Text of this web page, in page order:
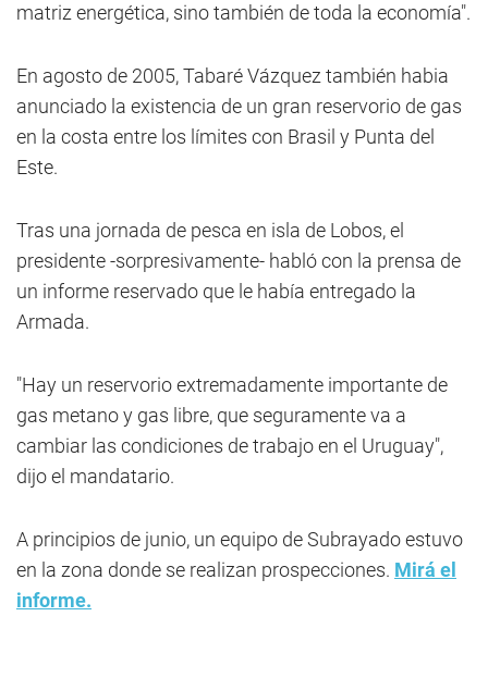
matriz energética, sino también de toda la economía".
En agosto de 2005, Tabaré Vázquez también habia
anunciado la existencia de un gran reservorio de gas
en la costa entre los límites con Brasil y Punta del
Este.
Tras una jornada de pesca en isla de Lobos, el
presidente -sorpresivamente- habló con la prensa de
un informe reservado que le había entregado la
Armada.
"Hay un reservorio extremadamente importante de
gas metano y gas libre, que seguramente va a
cambiar las condiciones de trabajo en el Uruguay",
dijo el mandatario.
A principios de junio, un equipo de Subrayado estuvo
en la zona donde se realizan prospecciones. Mirá el
informe.